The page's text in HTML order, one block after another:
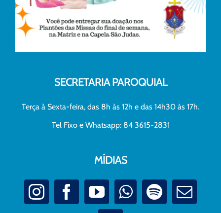
SECRETARIA PAROQUIAL
Terça à Sexta-feira, das 8h às 12h e das 14h30 às 17h.
Tel Fixo e Whatsapp: 84 3615-2831
MÍDIAS